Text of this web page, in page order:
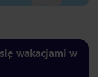
wakacjami w